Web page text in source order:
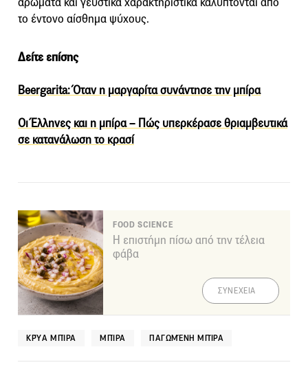
το έντονο αίσθημα ψύχους.
Δείτε επίσης
Beergarita: Όταν η μαργαρίτα συνάντησε την μπίρα
Οι Έλληνες και η μπίρα – Πώς υπερκέρασε θριαμβευτικά
σε κατανάλωση το κρασί
FOOD SCIENCE
Η επιστήμη πίσω από την τέλεια
φάβα
ΣΥΝΕΧΕΙΑ
ΚΡΎΑ ΜΠΊΡΑ ΜΠΊΡΑ ΠΑΓΩΜΈΝΗ ΜΠΊΡΑ